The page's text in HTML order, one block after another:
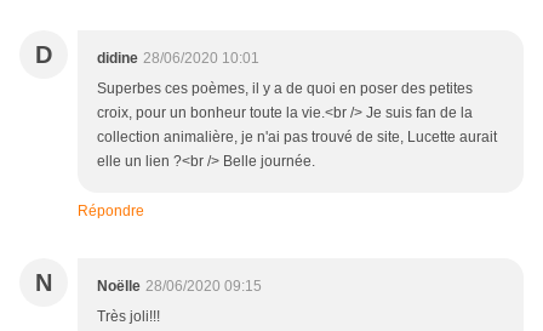
D didine 28/06/2020 10:01
Superbes ces poèmes, il y a de quoi en poser des petites
croix, pour un bonheur toute la vie.<br /> Je suis fan de la
collection animalière, je n'ai pas trouvé de site, Lucette aurait
elle un lien ?<br /> Belle journée.
Répondre
N Noëlle 28/06/2020 09:15
Très joli!!!